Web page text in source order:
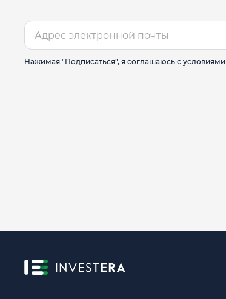
Нажимая "Подписаться", я соглашаюсь с условиями